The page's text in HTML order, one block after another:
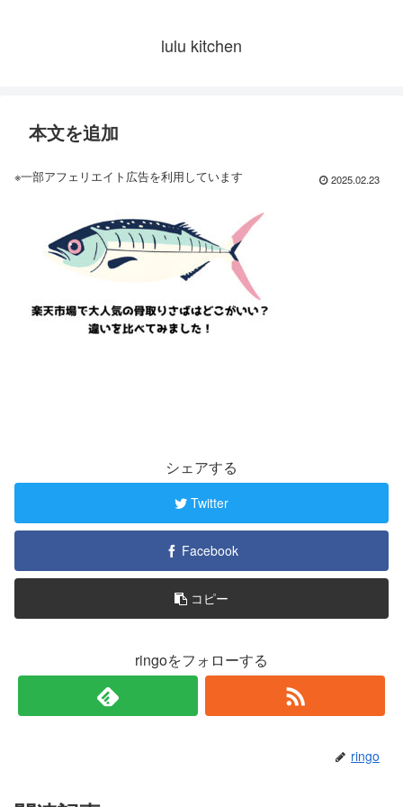
lulu kitchen
本文を追加
※一部アフェリエイト広告を利用しています 2025.02.23
シェアする
Twitter
Facebook
コピー
ringoをフォローする
ringo